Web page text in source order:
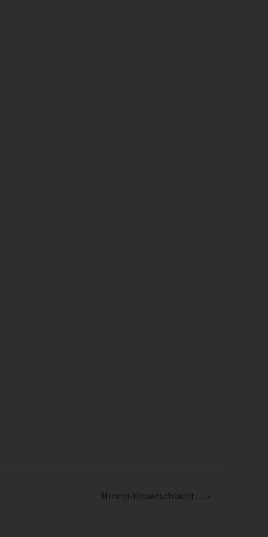
Minimi-Kissenschlacht… »